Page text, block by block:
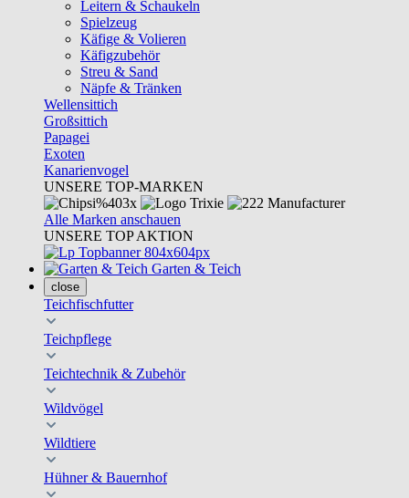
Leitern & Schaukeln
Spielzeug
Käfige & Volieren
Käfigzubehör
Streu & Sand
Näpfe & Tränken
Wellensittich
Großsittich
Papagei
Exoten
Kanarienvogel
UNSERE TOP-MARKEN
Alle Marken anschauen
UNSERE TOP AKTION
Garten & Teich
close
Teichfischfutter
Teichpflege
Teichtechnik & Zubehör
Wildvögel
Wildtiere
Hühner & Bauernhof